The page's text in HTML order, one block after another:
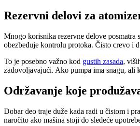
Rezervni delovi za
Mnogo korisnika rezervne delove
obezbeđuje kontrolu protoka. Čisto crevo i
To je posebno važno kod gustih zasada,
zadovoljavajući. Ako pumpa ima snagu, ali
Održavanje koje
Dobar deo traje duže kada radi u čistom i
naročito ako mašina stoji do sledeće